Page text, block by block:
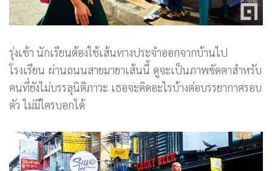
รุ่งเช้า นักเรียนต้องใช้เส้นทางประจำออกจากบ้านไป
โรงเรียน ผ่านถนนสายมายาเส้นนี้ ดูจะเป็นภาพขัดตาสำหรับ
คนที่ยังไม่บรรลุนิติภาวะ เธอจะคิดอะไรบ้างต่อบรรยากาศรอบ
ตัว ไม่มีใครบอกได้